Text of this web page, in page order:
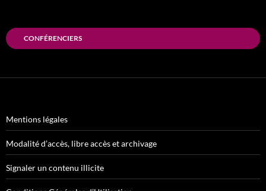
CONFÉRENCIERS
Mentions légales
Modalité d’accès, libre accès et archivage
Signaler un contenu illicite